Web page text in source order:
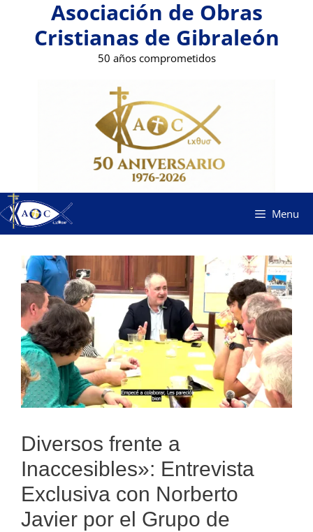
contenido
Asociación de Obras
Cristianas de Gibraleón
50 años comprometidos
Menu
Diversos frente a
Inaccesibles»: Entrevista
Exclusiva con Norberto
Javier por el Grupo de